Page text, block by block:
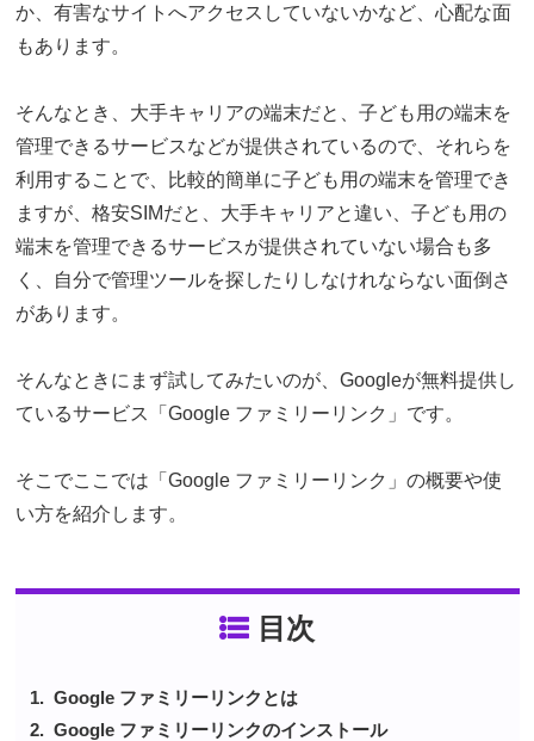
か、有害なサイトへアクセスしていないかなど、心配な面
もあります。
そんなとき、大手キャリアの端末だと、子ども用の端末を
管理できるサービスなどが提供されているので、それらを
利用することで、比較的簡単に子ども用の端末を管理でき
ますが、格安SIMだと、大手キャリアと違い、子ども用の
端末を管理できるサービスが提供されていない場合も多
く、自分で管理ツールを探したりしなけれならない面倒さ
があります。
そんなときにまず試してみたいのが、Googleが無料提供し
ているサービス「Google ファミリーリンク」です。
そこでここでは「Google ファミリーリンク」の概要や使
い方を紹介します。
目次
Google ファミリーリンクとは
Google ファミリーリンクのインストール